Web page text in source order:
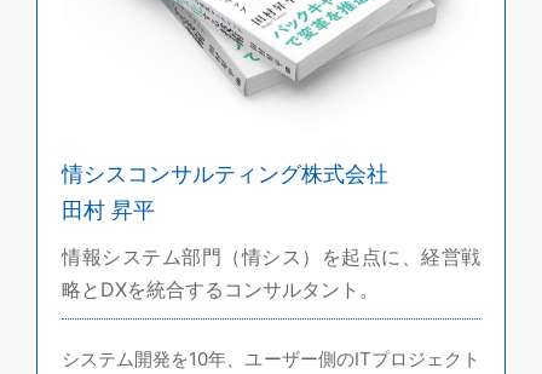
情シスコンサルティング株式会社
田村 昇平
情報システム部門（情シス）を起点に、経営戦
略とDXを統合するコンサルタント。
システム開発を10年、ユーザー側のITプロジェクト